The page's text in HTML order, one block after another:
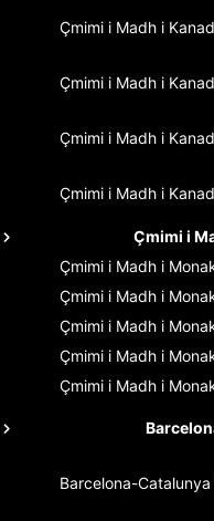
Çmimi i Madh i
Çmimi i Madh i
Çmimi i Madh i
Çmimi i Madh i
Çmimi i
Çmimi i Madh i
Çmimi i Madh i
Çmimi i Madh i
Çmimi i Madh i
Çmimi i Madh i
Barcelona-Catalunya